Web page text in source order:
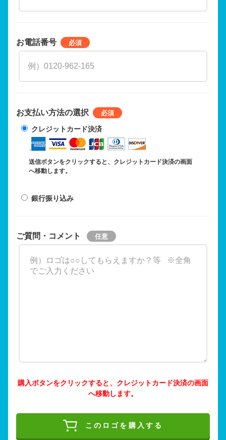
お電話番号
お支払い方法の選択
クレジットカード決済
送信ボタンをクリックすると、クレジットカード決済の画面
へ移動します。
銀行振り込み
ご質問・コメント
購入ボタンをクリックすると、クレジットカード決済の画面
へ移動します。
このロゴを購入する